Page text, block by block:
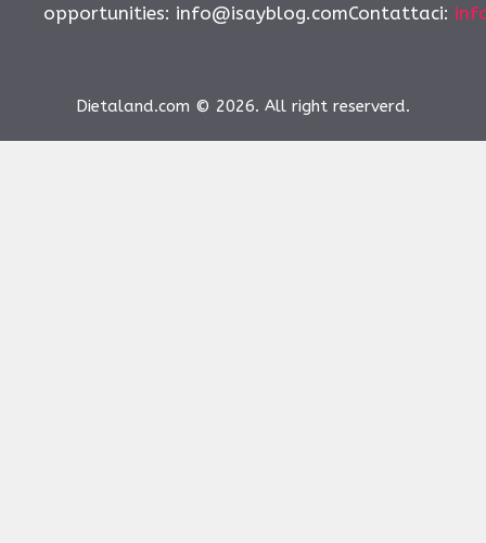
opportunities: info@isayblog.comContattaci:
Dietaland.com © 2026. All right reserverd.